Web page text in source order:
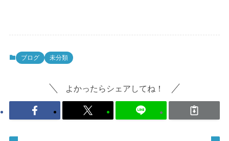
ブログ 未分類
よかったらシェアしてね！